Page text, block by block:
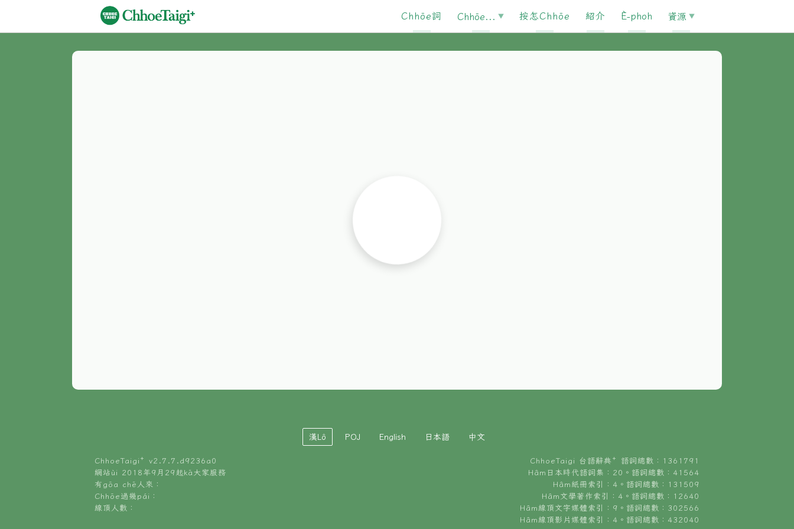
Chhōe詞 Chhōe... 按怎Chhōe 紹介 È-phoh 資源
漢Lô POJ English 日本語 中文
ChhoeTaigi⁺ v2.7.7.d9236a0
網站ùi 2018年9月29起kā大家服務
有gōa chē人來：
Chhōe過幾pái：
線頂人數：
ChhoeTaigi 台語辭典⁺ 語詞總數：1361791
Hâm日本時代語詞集：20。語詞總數：41564
Hâm紙冊索引：4。語詞總數：131509
Hâm文學著作索引：4。語詞總數：12640
Hâm線頂文字媒體索引：9。語詞總數：302566
Hâm線頂影片媒體索引：4。語詞總數：432040